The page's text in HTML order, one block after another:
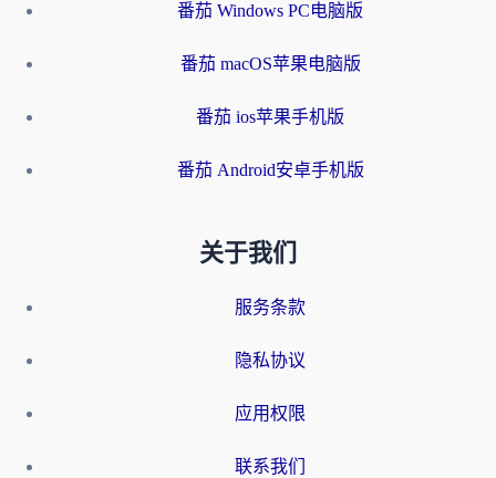
番茄 Windows PC电脑版
番茄 macOS苹果电脑版
番茄 ios苹果手机版
番茄 Android安卓手机版
关于我们
服务条款
隐私协议
应用权限
联系我们